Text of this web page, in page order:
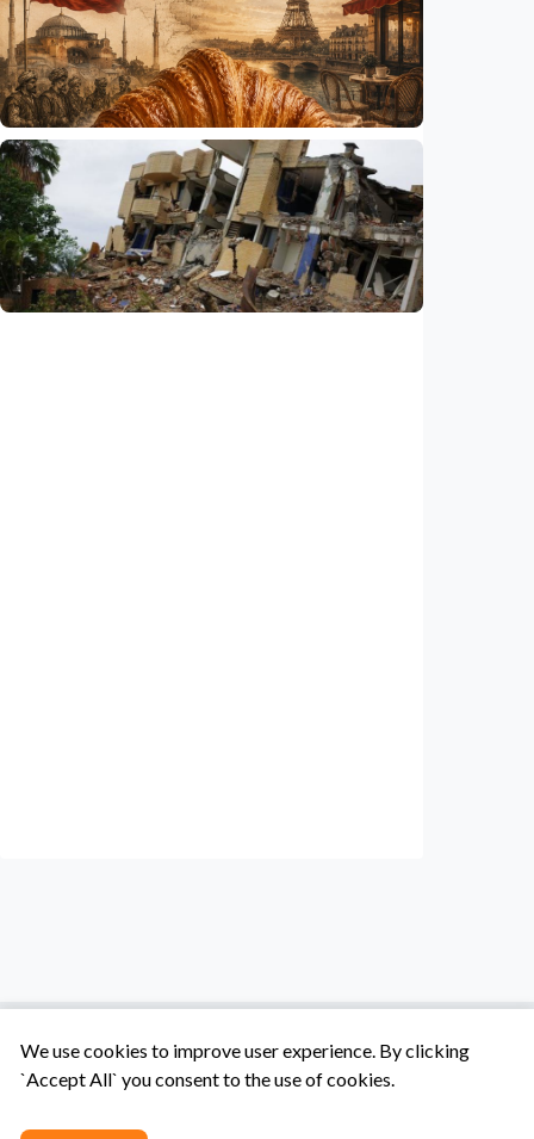
Sekolah di Selandia Baru tambah mata
pelajaran berbasis industri, dari AI hingga
pariwisata
Indonesia•06 Aug 2026
Humaniora
Kisah – Croissant ternyata menyimpan kisah
perang Islam dan Eropa yang jarang
diceritakan
Indonesia•05 Aug 2026
We use cookies to improve user experience. By clicking
`Accept All` you consent to the use of cookies.